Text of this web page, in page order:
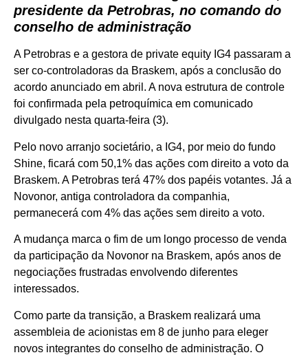
presidente da Petrobras, no comando do
conselho de administração
A Petrobras e a gestora de private equity IG4 passaram a
ser co-controladoras da Braskem, após a conclusão do
acordo anunciado em abril. A nova estrutura de controle
foi confirmada pela petroquímica em comunicado
divulgado nesta quarta-feira (3).
Pelo novo arranjo societário, a IG4, por meio do fundo
Shine, ficará com 50,1% das ações com direito a voto da
Braskem. A Petrobras terá 47% dos papéis votantes. Já a
Novonor, antiga controladora da companhia,
permanecerá com 4% das ações sem direito a voto.
A mudança marca o fim de um longo processo de venda
da participação da Novonor na Braskem, após anos de
negociações frustradas envolvendo diferentes
interessados.
Como parte da transição, a Braskem realizará uma
assembleia de acionistas em 8 de junho para eleger
novos integrantes do conselho de administração. O